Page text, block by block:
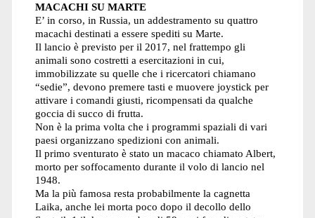
MACACHI SU MARTE
E’ in corso, in Russia, un addestramento su quattro
macachi destinati a essere spediti su Marte.
Il lancio è previsto per il 2017, nel frattempo gli
animali sono costretti a esercitazioni in cui,
immobilizzate su quelle che i ricercatori chiamano
“sedie”, devono premere tasti e muovere joystick per
attivare i comandi giusti, ricompensati da qualche
goccia di succo di frutta.
Non è la prima volta che i programmi spaziali di vari
paesi organizzano spedizioni con animali.
Il primo sventurato è stato un macaco chiamato Albert,
morto per soffocamento durante il volo di lancio nel
1948.
Ma la più famosa resta probabilmente la cagnetta
Laika, anche lei morta poco dopo il decollo dello